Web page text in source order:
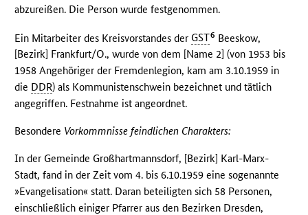
abzureißen. Die Person wurde festgenommen.
Ein Mitarbeiter des Kreisvorstandes der GST6 Beeskow,
[Bezirk] Frankfurt/O., wurde von dem [Name 2] (von 1953 bis
1958 Angehöriger der Fremdenlegion, kam am 3.10.1959 in
die DDR) als Kommunistenschwein bezeichnet und tätlich
angegriffen. Festnahme ist angeordnet.
Besondere Vorkommnisse feindlichen Charakters:
In der Gemeinde Großhartmannsdorf, [Bezirk] Karl-Marx-
Stadt, fand in der Zeit vom 4. bis 6.10.1959 eine sogenannte
»Evangelisation« statt. Daran beteiligten sich 58 Personen,
einschließlich einiger Pfarrer aus den Bezirken Dresden,